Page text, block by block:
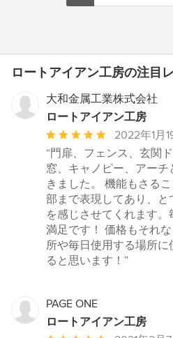
ロートアイアン工房の注目
大和金属工業株式会社
ロートアイアン工房
平
均
評
価：
5
つ
星
中
星
2022年1月
“門扉、フェンス、玄関
窓、キャノピー、アー
きました。 機能もさる
部まで表現してあり、
を感じさせてくれます
満足です！ 価格もそれ
所や毎日使用する場所
ると思います！”
PAGE ONE
ロートアイアン工房